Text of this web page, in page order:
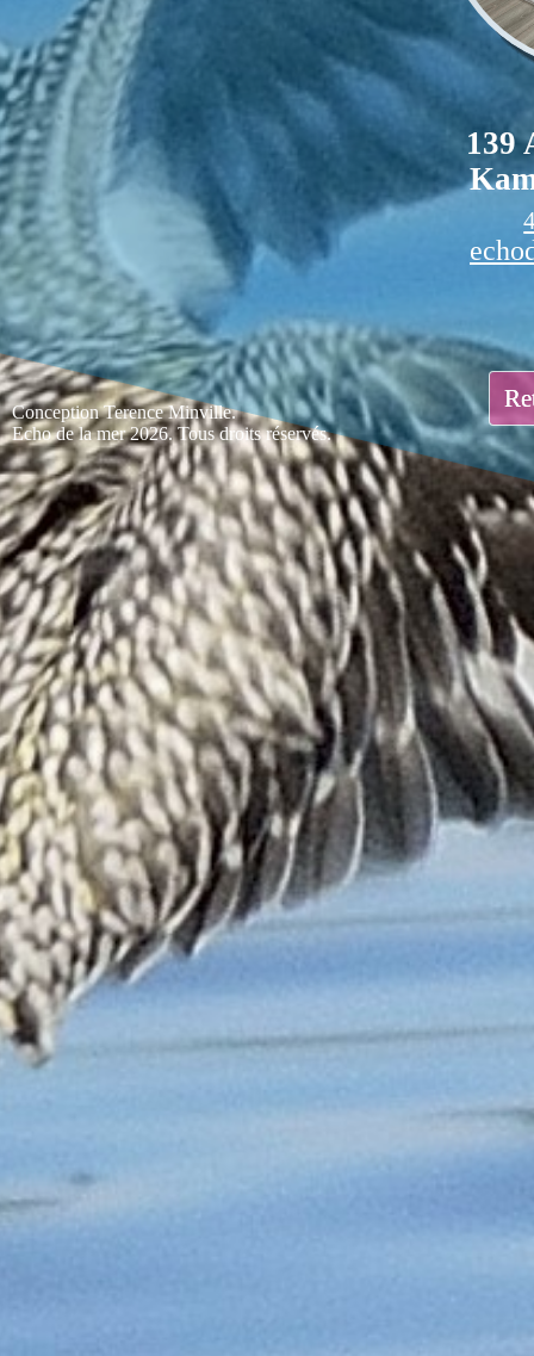
139
Conception Terence Minville.
Echo de la mer 2026. Tous droits réservés.